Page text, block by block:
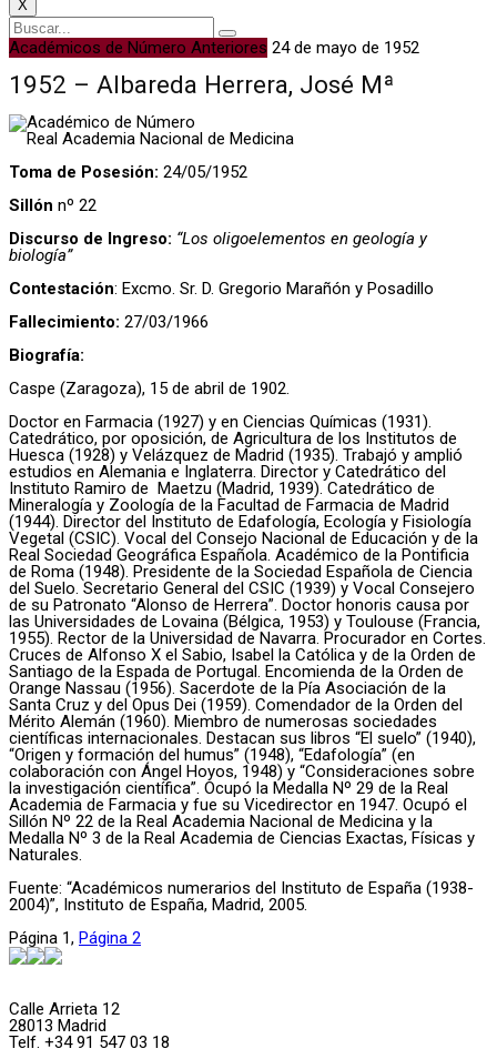
X
Académicos de Número Anteriores 24 de mayo de 1952
1952 – Albareda Herrera, José Mª
Académico de Número
Real Academia Nacional de Medicina
Toma de Posesión: 24/05/1952
Sillón nº 22
Discurso de Ingreso: “Los oligoelementos en geología y
biología”
Contestación: Excmo. Sr. D. Gregorio Marañón y Posadillo
Fallecimiento: 27/03/1966
Biografía:
Caspe (Zaragoza), 15 de abril de 1902.
Doctor en Farmacia (1927) y en Ciencias Químicas (1931).
Catedrático, por oposición, de Agricultura de los Institutos de
Huesca (1928) y Velázquez de Madrid (1935). Trabajó y amplió
estudios en Alemania e Inglaterra. Director y Catedrático del
Instituto Ramiro de Maetzu (Madrid, 1939). Catedrático de
Mineralogía y Zoología de la Facultad de Farmacia de Madrid
(1944). Director del Instituto de Edafología, Ecología y Fisiología
Vegetal (CSIC). Vocal del Consejo Nacional de Educación y de la
Real Sociedad Geográfica Española. Académico de la Pontificia
de Roma (1948). Presidente de la Sociedad Española de Ciencia
del Suelo. Secretario General del CSIC (1939) y Vocal Consejero
de su Patronato “Alonso de Herrera”. Doctor honoris causa por
las Universidades de Lovaina (Bélgica, 1953) y Toulouse (Francia,
1955). Rector de la Universidad de Navarra. Procurador en Cortes.
Cruces de Alfonso X el Sabio, Isabel la Católica y de la Orden de
Santiago de la Espada de Portugal. Encomienda de la Orden de
Orange Nassau (1956). Sacerdote de la Pía Asociación de la
Santa Cruz y del Opus Dei (1959). Comendador de la Orden del
Mérito Alemán (1960). Miembro de numerosas sociedades
científicas internacionales. Destacan sus libros “El suelo” (1940),
“Origen y formación del humus” (1948), “Edafología” (en
colaboración con Ángel Hoyos, 1948) y “Consideraciones sobre
la investigación científica”. Ocupó la Medalla Nº 29 de la Real
Academia de Farmacia y fue su Vicedirector en 1947. Ocupó el
Sillón Nº 22 de la Real Academia Nacional de Medicina y la
Medalla Nº 3 de la Real Academia de Ciencias Exactas, Físicas y
Naturales.
Fuente: “Académicos numerarios del Instituto de España (1938-
2004)”, Instituto de España, Madrid, 2005.
Página 1, Página 2
Calle Arrieta 12
28013 Madrid
Telf. +34 91 547 03 18